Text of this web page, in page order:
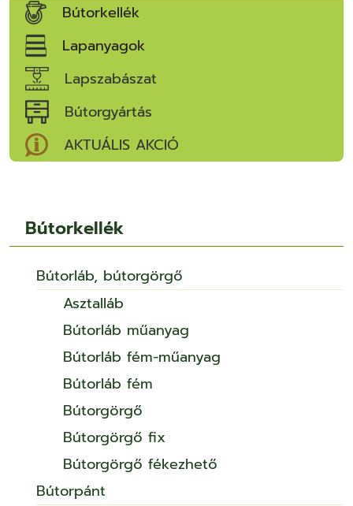
Bútorkellék
Lapanyagok
Lapszabászat
Bútorgyártás
AKTUÁLIS AKCIÓ
Bútorkellék
Bútorláb, bútorgörgő
Asztalláb
Bútorláb műanyag
Bútorláb fém-műanyag
Bútorláb fém
Bútorgörgő
Bútorgörgő fix
Bútorgörgő fékezhető
Bútorpánt